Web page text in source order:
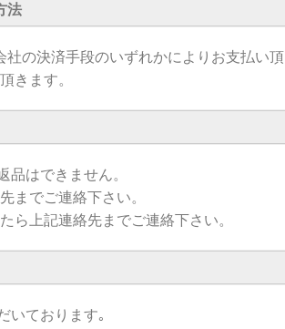
法
の決済手段のいずれかによりお支払い頂
きます。
品はできません。
までご連絡下さい。
ら上記連絡先までご連絡下さい。
いております｡